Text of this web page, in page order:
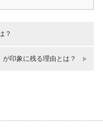
？
が印象に残る理由とは？